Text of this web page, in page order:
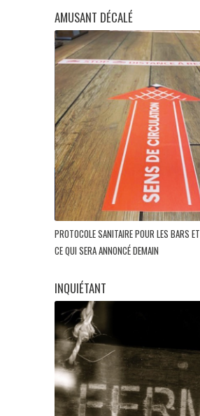
AMUSANT DÉCALÉ
PROTOCOLE SANITAIRE POUR LES BARS
CE QUI SERA ANNONCÉ DEMAIN
INQUIÉTANT